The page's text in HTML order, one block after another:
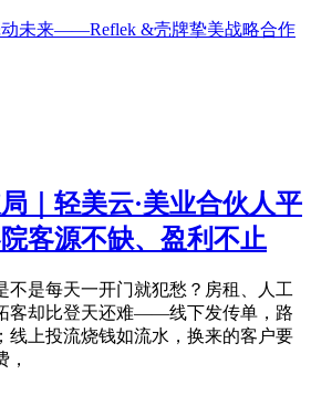
未来——Reflek &壳牌挚美战略合作
｜轻美云·美业合伙人平
客源不缺、盈利不止
不是每天一开门就犯愁？房租、人工
客却比登天还难——线下发传单，路
线上投流烧钱如流水，换来的客户要